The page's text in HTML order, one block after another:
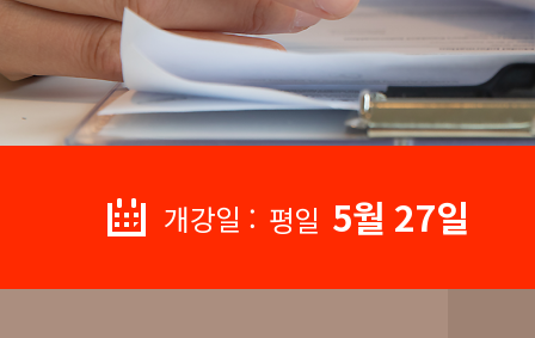
개강일 : 평일 5월 27일